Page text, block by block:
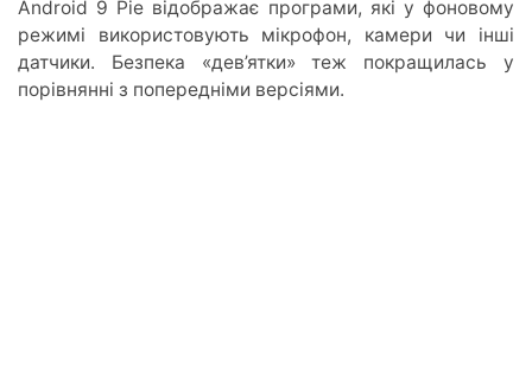
Android 9 Pie відображає програми, які у фоновому
режимі використовують мікрофон, камери чи інші
датчики. Безпека «дев’ятки» теж покращилась у
порівнянні з попередніми версіями.